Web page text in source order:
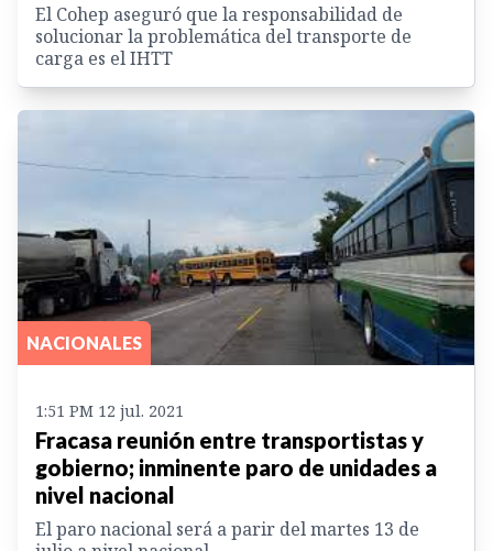
El Cohep aseguró que la responsabilidad de
solucionar la problemática del transporte de
carga es el IHTT
NACIONALES
1:51 PM 12 jul. 2021
Fracasa reunión entre transportistas y
gobierno; inminente paro de unidades a
nivel nacional
El paro nacional será a parir del martes 13 de